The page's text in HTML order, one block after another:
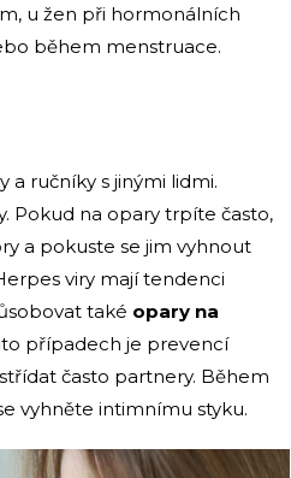
u žen při hormonálních
během menstruace.
a ručníky s jinými lidmi.
Pokud na opary trpíte často,
a pokuste se jim vyhnout
viry mají tendenci
také opary na
případech je prevencí
často partnery. Během
vyhněte intimnímu styku.